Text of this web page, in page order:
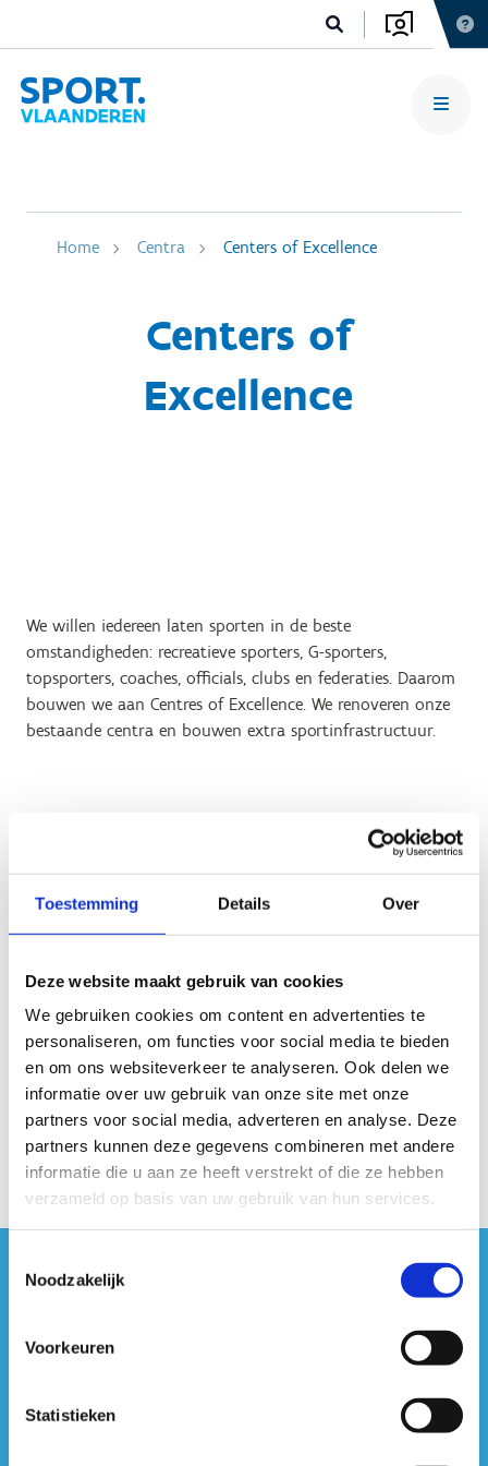
Toestemming Details Over
Deze website maakt gebruik van cookies
We gebruiken cookies om content en advertenties te
personaliseren, om functies voor social media te bieden
en om ons websiteverkeer te analyseren. Ook delen we
informatie over uw gebruik van onze site met onze
partners voor social media, adverteren en analyse. Deze
partners kunnen deze gegevens combineren met andere
informatie die u aan ze heeft verstrekt of die ze hebben
verzameld op basis van uw gebruik van hun services.
Noodzakelijk
Voorkeuren
Statistieken
Home Centra Centers of Excellence
Centers of
Excellence
We willen iedereen laten sporten in de beste
omstandigheden: recreatieve sporters, G-sporters,
topsporters, coaches, officials, clubs en federaties. Daarom
bouwen we aan Centres of Excellence. We renoveren onze
bestaande centra en bouwen extra sportinfrastructuur.
Hier investeren we in
sportinfrastructuur
Geen fiches gevonden.
#sportersbelevenmeer